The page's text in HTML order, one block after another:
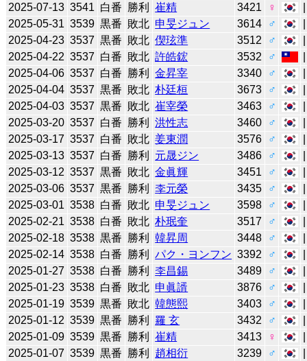
2025-07-13 3541 白番 勝利 崔精 3421 ♀
2025-05-31 3539 黒番 敗北 申旻ジュン 3614 ♂
2025-04-23 3537 黒番 敗北 偰玹準 3512 ♂
2025-04-22 3537 白番 敗北 許皓鋐 3532 ♂
2025-04-06 3537 白番 勝利 金昇宰 3340 ♂
2025-04-04 3537 黒番 敗北 朴廷桓 3673 ♂
2025-04-03 3537 黒番 敗北 崔宰榮 3463 ♂
2025-03-20 3537 白番 勝利 洪性志 3460 ♂
2025-03-17 3537 白番 敗北 姜東潤 3576 ♂
2025-03-13 3537 白番 勝利 元晟ジン 3486 ♂
2025-03-12 3537 黒番 敗北 金眞輝 3451 ♂
2025-03-06 3537 黒番 勝利 李元榮 3435 ♂
2025-03-01 3538 白番 敗北 申旻ジュン 3598 ♂
2025-02-21 3538 白番 敗北 朴珉奎 3517 ♂
2025-02-18 3538 黒番 勝利 韓昇周 3448 ♂
2025-02-14 3538 白番 勝利 パク・ヨンフン 3392 ♂
2025-01-27 3538 白番 勝利 李昌錫 3489 ♂
2025-01-23 3538 白番 敗北 申眞諝 3876 ♂
2025-01-19 3539 黒番 敗北 韓態熙 3403 ♂
2025-01-12 3539 黒番 勝利 羅 玄 3432 ♂
2025-01-09 3539 黒番 勝利 崔精 3413 ♀
2025-01-07 3539 黒番 勝利 趙相衍 3239 ♂